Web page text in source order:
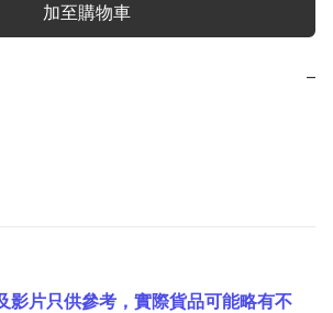
加至購物車
−
影片只供參考，實際貨品可能略有不